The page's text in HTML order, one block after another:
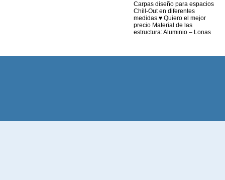
Carpas diseño para espacios
Chill-Out en diferentes
medidas.♥ Quiero el mejor
precio Material de las
estructura: Aluminio – Lonas